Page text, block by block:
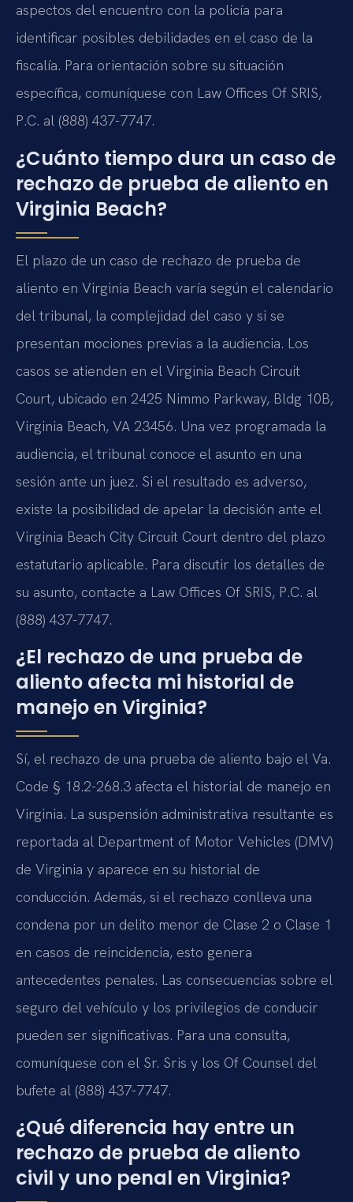
aspectos del encuentro con la policía para
identificar posibles debilidades en el caso de la
fiscalía. Para orientación sobre su situación
específica, comuníquese con Law Offices Of SRIS,
P.C. al (888) 437-7747.
¿Cuánto tiempo dura un caso de
rechazo de prueba de aliento en
Virginia Beach?
El plazo de un caso de rechazo de prueba de
aliento en Virginia Beach varía según el calendario
del tribunal, la complejidad del caso y si se
presentan mociones previas a la audiencia. Los
casos se atienden en el Virginia Beach Circuit
Court, ubicado en 2425 Nimmo Parkway, Bldg 10B,
Virginia Beach, VA 23456. Una vez programada la
audiencia, el tribunal conoce el asunto en una
sesión ante un juez. Si el resultado es adverso,
existe la posibilidad de apelar la decisión ante el
Virginia Beach City Circuit Court dentro del plazo
estatutario aplicable. Para discutir los detalles de
su asunto, contacte a Law Offices Of SRIS, P.C. al
(888) 437-7747.
¿El rechazo de una prueba de
aliento afecta mi historial de
manejo en Virginia?
Sí, el rechazo de una prueba de aliento bajo el Va.
Code § 18.2-268.3 afecta el historial de manejo en
Virginia. La suspensión administrativa resultante es
reportada al Department of Motor Vehicles (DMV)
de Virginia y aparece en su historial de
conducción. Además, si el rechazo conlleva una
condena por un delito menor de Clase 2 o Clase 1
en casos de reincidencia, esto genera
antecedentes penales. Las consecuencias sobre el
seguro del vehículo y los privilegios de conducir
pueden ser significativas. Para una consulta,
comuníquese con el Sr. Sris y los Of Counsel del
bufete al (888) 437-7747.
¿Qué diferencia hay entre un
rechazo de prueba de aliento
civil y uno penal en Virginia?